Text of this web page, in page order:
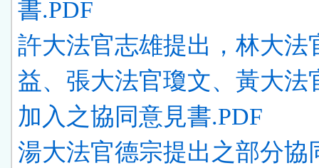
書.PDF
許大法官志雄提出，林大法
益、張大法官瓊文、黃大法
加入之協同意見書.PDF
湯大法官德宗提出之部分協